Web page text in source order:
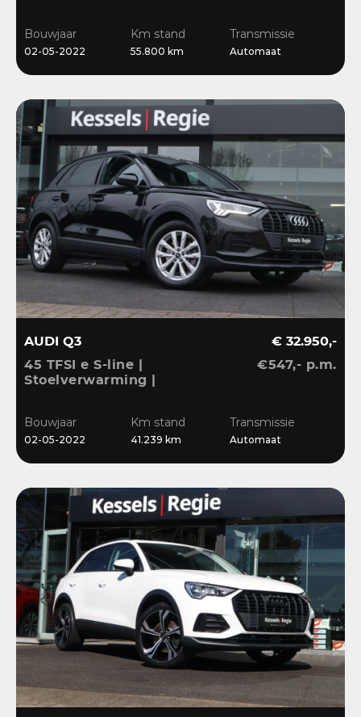
Bouwjaar
02-05-2022
Km stand
55.800 km
Transmissie
Automaat
AUDI Q3
45 TFSI e S-line |
Stoelverwarming |
€ 32.950,-
€547,- p.m.
Bouwjaar
02-05-2022
Km stand
41.239 km
Transmissie
Automaat